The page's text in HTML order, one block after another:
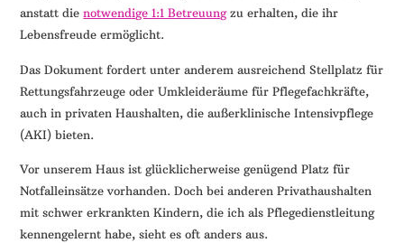
anstatt dienotwendige 1:1 Betreuungzu erhalten, die ihr
Lebensfreude ermöglicht.
Das Dokument fordert unter anderem ausreichend Stellplatz für
Rettungsfahrzeuge oder Umkleideräume für Pflegefachkräfte,
auch in privaten Haushalten, die außerklinische Intensivpflege
(AKI) bieten.
Vor unserem Haus ist glücklicherweise genügend Platz für
Notfalleinsätze vorhanden. Doch bei anderen Privathaushalten
mit schwer erkrankten Kindern, die ich als Pflegedienstleitung
kennengelernt habe, sieht es oft anders aus.